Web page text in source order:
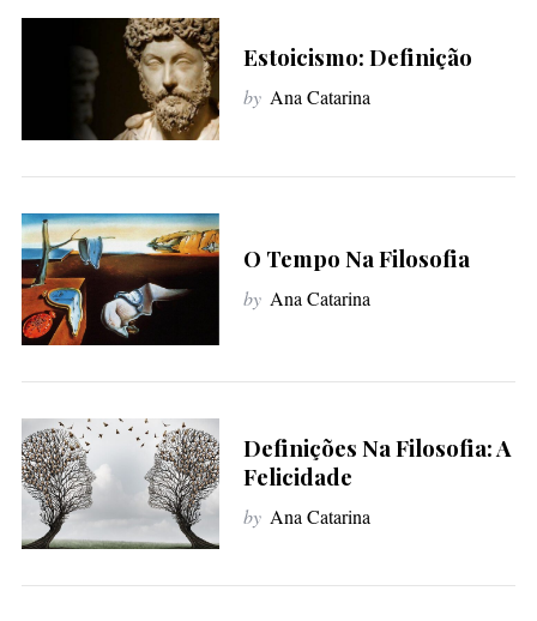
Estoicismo: Definição
by Ana Catarina
O Tempo Na Filosofia
by Ana Catarina
Definições Na Filosofia: A
Felicidade
by Ana Catarina
S
a
r
c
h
f
r
: